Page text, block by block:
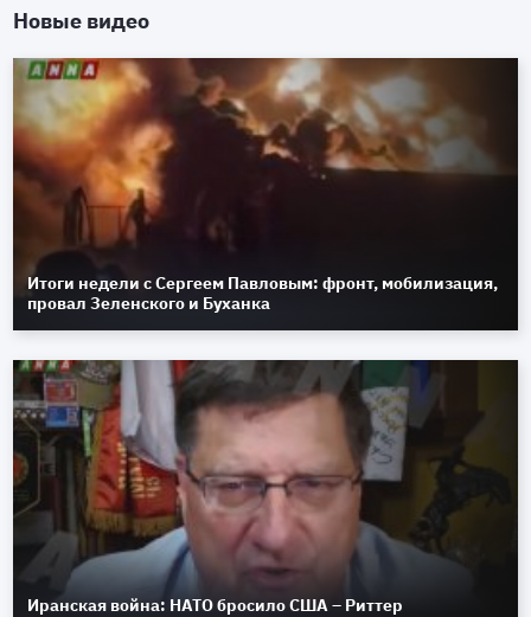
Новые видео
Итоги недели с Сергеем Павловым: фронт, мобилизация,
провал Зеленского и Буханка
Иранская война: НАТО бросило США – Риттер